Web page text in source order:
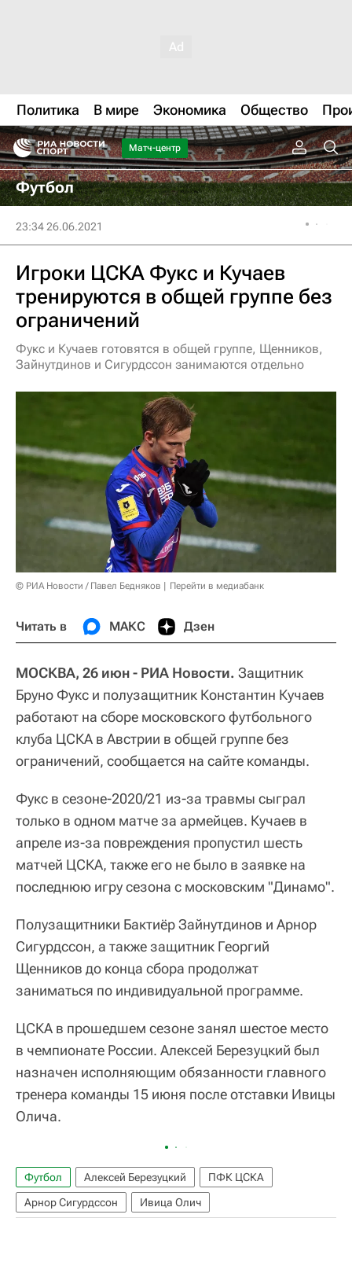
Политика В мире Экономика Общество
Матч-центр
Футбол
23:34 26.06.2021
Игроки ЦСКА Фукс и Кучаев
тренируются в общей группе без
ограничений
Фукс и Кучаев готовятся в общей группе, Щенников,
Зайнутдинов и Сигурдссон занимаются отдельно
© РИА Новости / Павел Бедняков Перейти в медиабанк
Читать в МАКС Дзен
МОСКВА, 26 июн - РИА Новости. Защитник
Бруно Фукс и полузащитник Константин Кучаев
работают на сборе московского футбольного
клуба ЦСКА в Австрии в общей группе без
ограничений, сообщается на сайте команды.
Фукс в сезоне-2020/21 из-за травмы сыграл
только в одном матче за армейцев. Кучаев в
апреле из-за повреждения пропустил шесть
матчей ЦСКА, также его не было в заявке на
последнюю игру сезона с московским "Динамо".
Полузащитники Бактиёр Зайнутдинов и Арнор
Сигурдссон, а также защитник Георгий
Щенников до конца сбора продолжат
заниматься по индивидуальной программе.
ЦСКА в прошедшем сезоне занял шестое место
в чемпионате России. Алексей Березуцкий был
назначен исполняющим обязанности главного
тренера команды 15 июня после отставки Ивицы
Олича.
Футбол Алексей Березуцкий
ПФК ЦСКА
Арнор Сигурдссон
Ивица Олич